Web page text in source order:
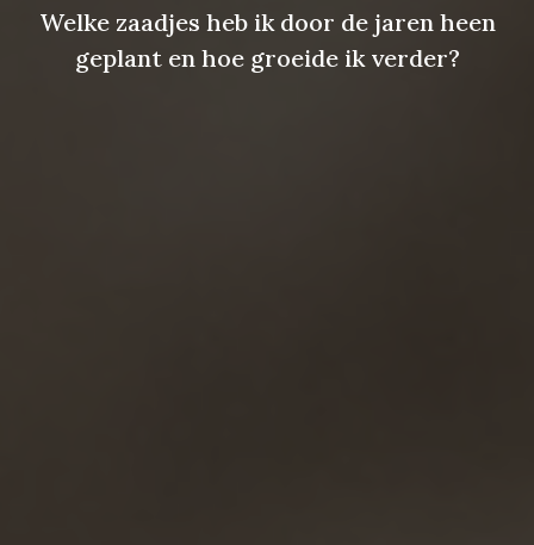
Welke zaadjes heb ik door de jaren heen
geplant en hoe groeide ik verder?